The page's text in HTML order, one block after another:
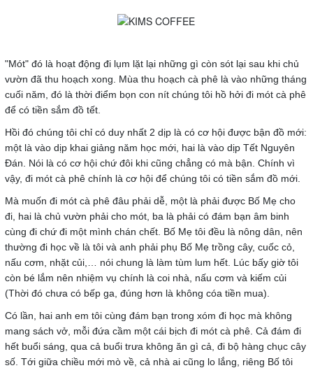
"Mót" đó là hoạt động đi lụm lặt lại những gì còn sót lại sau khi chủ
vườn đã thu hoạch xong. Mùa thu hoạch cà phê là vào những tháng
cuối năm, đó là thời điểm bọn con nít chúng tôi hồ hởi đi mót cà phê
để có tiền sắm đồ tết.
Hồi đó chúng tôi chỉ có duy nhất 2 dịp là có cơ hội được bận đồ mới:
một là vào dịp khai giảng năm học mới, hai là vào dịp Tết Nguyên
Đán. Nói là có cơ hội chứ đôi khi cũng chẳng có mà bận. Chính vì
vậy, đi mót cà phê chính là cơ hội để chúng tôi có tiền sắm đồ mới.
Mà muốn đi mót cà phê đâu phải dễ, một là phải được Bố Mẹ cho
đi, hai là chủ vườn phải cho mót, ba là phải có đám bạn âm binh
cùng đi chứ đi một mình chán chết. Bố Mẹ tôi đều là nông dân, nên
thường đi học về là tôi và anh phải phụ Bố Mẹ trồng cây, cuốc cỏ,
nấu cơm, nhặt củi,… nói chung là làm tùm lum hết. Lúc bấy giờ tôi
còn bé lắm nên nhiệm vụ chính là coi nhà, nấu cơm và kiếm củi
(Thời đó chưa có bếp ga, đúng hơn là không cóa tiền mua).
Có lần, hai anh em tôi cùng đám bạn trong xóm đi học mà không
mang sách vở, mỗi đứa cầm một cái bịch đi mót cà phê. Cả đám đi
hết buổi sáng, qua cả buổi trưa không ăn gì cả, đi bộ hàng chục cây
số. Tới giữa chiều mới mò về, cả nhà ai cũng lo lắng, riêng Bố tôi